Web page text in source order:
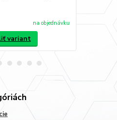
na objednávku
variant